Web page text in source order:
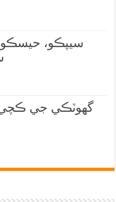
سيپڪو،
گهوٽڪي جي ڪچي